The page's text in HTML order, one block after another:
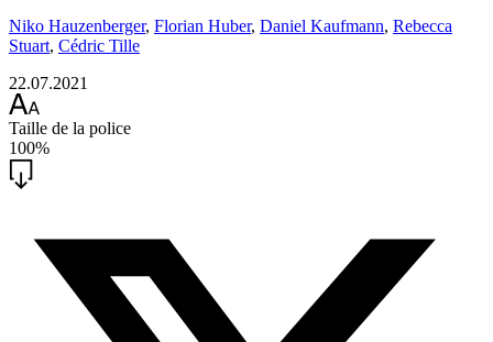
Niko Hauzenberger, Florian Huber, Daniel Kaufmann, Rebecca
Stuart, Cédric Tille
22.07.2021
Taille de la police
100%